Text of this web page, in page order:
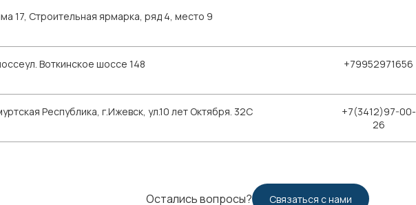
17, Строительная ярмарка, ряд 4, место 9
Воткинское шоссе 148
+79952971656
Республика, г.Ижевск, ул.10 лет Октября. 32С
+7(3412)97-00-
26
Остались вопросы? Связаться с нами